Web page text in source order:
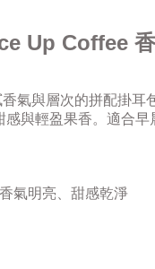
Up Coffee
氣與層次的拼配掛
與輕盈果香。適合早
氣明亮、甜感乾淨